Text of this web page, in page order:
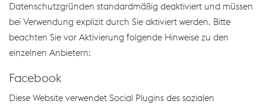
Datenschutzgründen standardmäßig deaktiviert und müssen
bei Verwendung explizit durch Sie aktiviert werden. Bitte
beachten Sie vor Aktivierung folgende Hinweise zu den
einzelnen Anbietern:
Facebook
Diese Website verwendet Social Plugins des sozialen